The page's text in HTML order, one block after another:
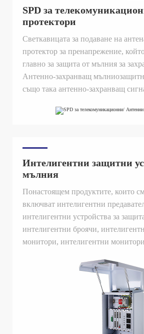
SPD за
протектори
Светкавицата за подаване на
протектор за пренапрежение,
главно за защита от мълния за
Антенно-захранващ
също така антенно-захранващ
мълниозащитник, антенно-
честотният диапазон на продукта,
вмъкване, максималният разряд и
са основните съображения.
Интелигентни защитни
мълния
Понастоящем продуктите, които
включват интелигентни
интелигентни устройства за
интелигентни броячи,
монитори, интелигентни